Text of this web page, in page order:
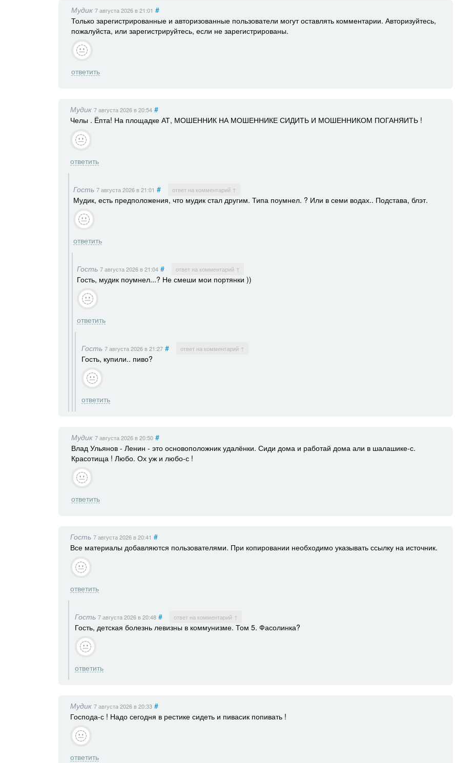
Мудик 7 августа 2026 в 21:01 #
Только зарегистрированные и авторизованные пользователи могут оставлять комментарии. Авторизуйтесь,
пожалуйста, или зарегистрируйтесь, если не зарегистрированы.
ответить
Мудик 7 августа 2026 в 20:54 #
Челы . Ёпта! На площадке АТ, МОШЕННИК НА МОШЕННИКЕ СИДИТЬ И МОШЕННИКОМ ПОГАНЯИТЬ !
ответить
Гость 7 августа 2026 в 21:01 # ответ на комментарий ↑
Мудик, есть предположения, что мудик стал другим. Типа поумнел. ? Или в семи водах.. Подстава, блэт.
ответить
Гость 7 августа 2026 в 21:04 # ответ на комментарий ↑
Гость, мудик поумнел...? Не смеши мои портянки ))
ответить
Гость 7 августа 2026 в 21:27 # ответ на комментарий ↑
Гость, купили.. пиво?
ответить
Мудик 7 августа 2026 в 20:50 #
Влад Ульянов - Ленин - это основоположник удалёнки. Сиди дома и работай дома али в шалашике-с.
Красотища ! Любо. Ох уж и любо-с !
ответить
Гость 7 августа 2026 в 20:41 #
Все материалы добавляются пользователями. При копировании необходимо указывать ссылку на источник.
ответить
Гость 7 августа 2026 в 20:48 # ответ на комментарий ↑
Гость, детская болезнь левизны в коммунизме. Том 5. Фасолинка?
ответить
Мудик 7 августа 2026 в 20:33 #
Господа-с ! Надо сегодня в рестике сидеть и пивасик попивать !
ответить